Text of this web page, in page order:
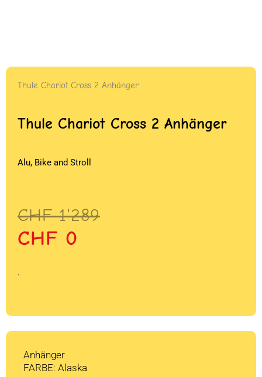
Thule Chariot Cross 2 Anhänger
Thule Chariot Cross 2 Anhänger
Alu, Bike and Stroll
CHF1'289
Ursprünglicher
Preis
war:
CHF 1'289
CHF 0
Aktueller
Preis
ist:
CHF 0.
.
Anhänger
FARBE: Alaska